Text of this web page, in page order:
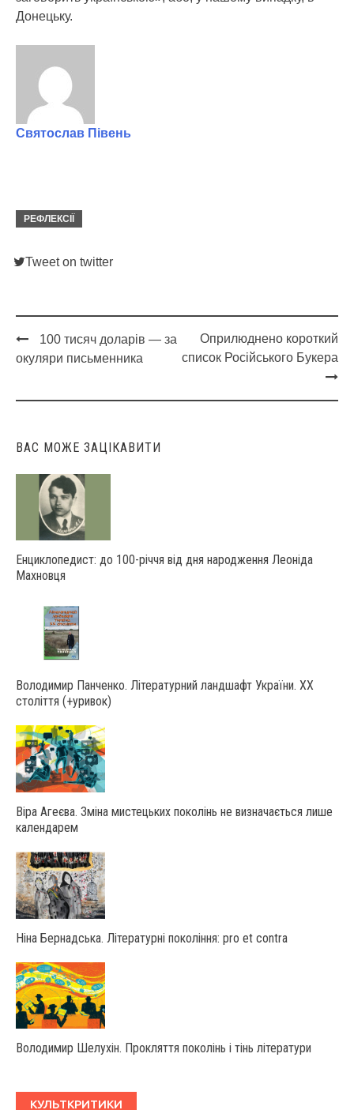
Донецьку.
Святослав Півень
РЕФЛЕКСІЇ
Tweet on twitter
Post
100 тисяч доларів — за
окуляри письменника
Оприлюднено короткий
список Російського Букера
ВАС МОЖЕ ЗАЦІКАВИТИ
Енциклопедист: до 100-річчя від дня народження Леоніда
Махновця
Володимир Панченко. Літературний ландшафт України. ХХ
століття (+уривок)
Віра Агеєва. Зміна мистецьких поколінь не визначається лише
календарем
Ніна Бернадська. Літературні покоління: pro et contra
Володимир Шелухін. Прокляття поколінь і тінь літератури
КУЛЬТКРИТИКИ